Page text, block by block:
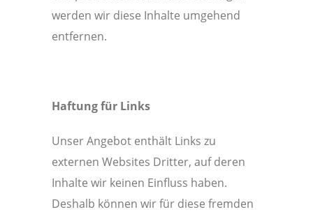
werden wir diese Inhalte umgehend
entfernen.
Haftung für Links
Unser Angebot enthält Links zu
externen Websites Dritter, auf deren
Inhalte wir keinen Einfluss haben.
Deshalb können wir für diese fremden